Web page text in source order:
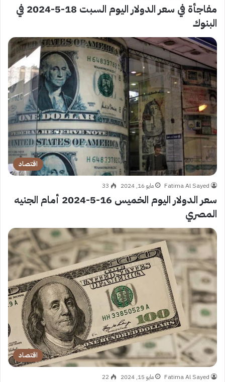
مفاجأة في سعر الدولار اليوم السبت 18-5-2024 في
البنوك
اقتصاد
Fatima Al Sayed مايو 16, 2024 33
سعر الدولار اليوم الخميس 16-5-2024 أمام الجنيه
المصري
اقتصاد
Fatima Al Sayed مايو 15, 2024 22